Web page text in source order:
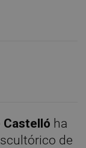
Castelló ha
de